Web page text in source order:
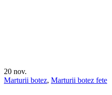
20 nov.
Marturii botez, Marturii botez fete